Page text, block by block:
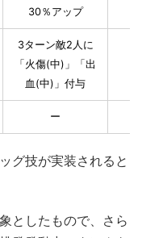
30％アップ
3ターン敵2人に
「火傷(中)」「出
血(中)」付与
ー
グ技が実装されると
としたもので、さら